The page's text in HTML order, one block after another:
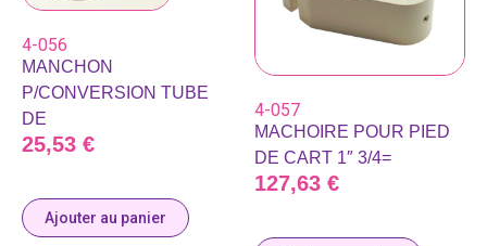
4-056
MANCHON
P/CONVERSION TUBE
DE
25,53 €
Ajouter au panier
4-057
MACHOIRE POUR PIED
DE CART 1″ 3/4=
127,63 €